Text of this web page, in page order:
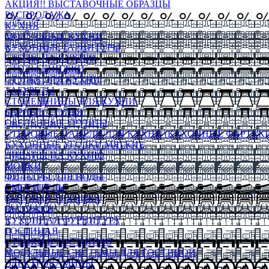
АКЦИЯ!! ВЫСТАВОЧНЫЕ ОБРАЗЦЫ
РАСПРОДАЖА
КУХНЯ
МОДУЛЬНЫЕ КУХНИ
КУХОННЫЕ ГАРНИТУРЫ
СТОЛЫ НА КУХНЮ
СТОЛЫ КНИЖКИ
СТУЛЬЯ ДЛЯ КУХНИ
ТАБУРЕТЫ
СТОЛЕШНИЦЫ ДЛЯ КУХНИ
БАРНЫЕ СТУЛЬЯ
ОБЕДЕННЫЕ ГРУППЫ
СТЕНОВЫЕ ПАНЕЛИ ДЛЯ КУХНИ (КУХОННЫЕ
КУХОННЫЕ УГОЛКИ МЯГКИЕ
ДИВАНЫ НА КУХНЮ
МОЙКИ
ФИЛЬТРЫ ДЛЯ ВОДЫ
СМЕСИТЕЛИ
БЫТОВАЯ ТЕХНИКА
ВЫТЯЖКИ
КУХОННАЯ ФУРНИТУРА
ГОСТИНАЯ
СТЕНКИ В ГОСТИНУЮ
МОДУЛЬНЫЕ СИСТЕМЫ ДЛЯ ГОСТИНОЙ
ЭЛЕКТРОКАМИНЫ